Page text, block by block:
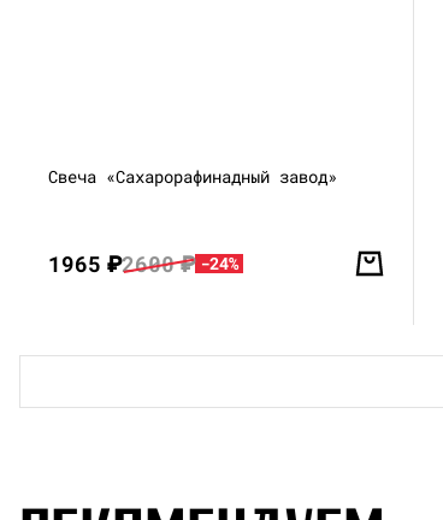
Свеча «Сахарорафинадный завод»
1965₽2600₽ -24%